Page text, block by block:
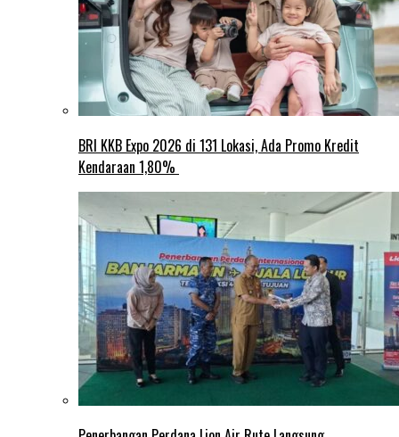
BRI KKB Expo 2026 di 131 Lokasi, Ada Promo Kredit
Kendaraan 1,80%